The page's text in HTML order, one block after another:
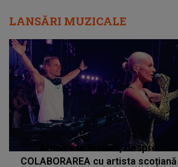
LANSĂRI MUZICALE
Armin van Buuren, despre
COLABORAREA cu artista scoțiană